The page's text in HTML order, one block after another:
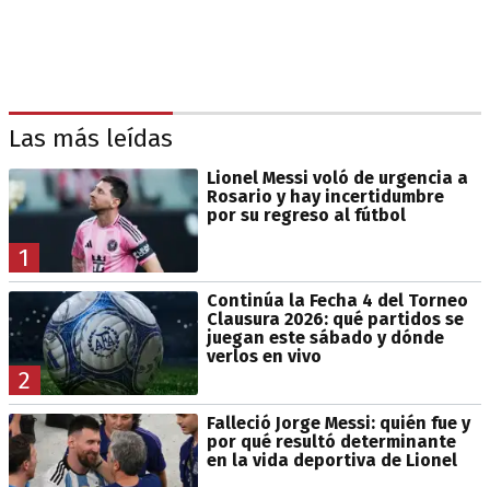
Las más leídas
1
Lionel Messi voló de urgencia a
Rosario y hay incertidumbre
por su regreso al fútbol
2
Continúa la Fecha 4 del Torneo
Clausura 2026: qué partidos se
juegan este sábado y dónde
verlos en vivo
Falleció Jorge Messi: quién fue y
por qué resultó determinante
en la vida deportiva de Lionel